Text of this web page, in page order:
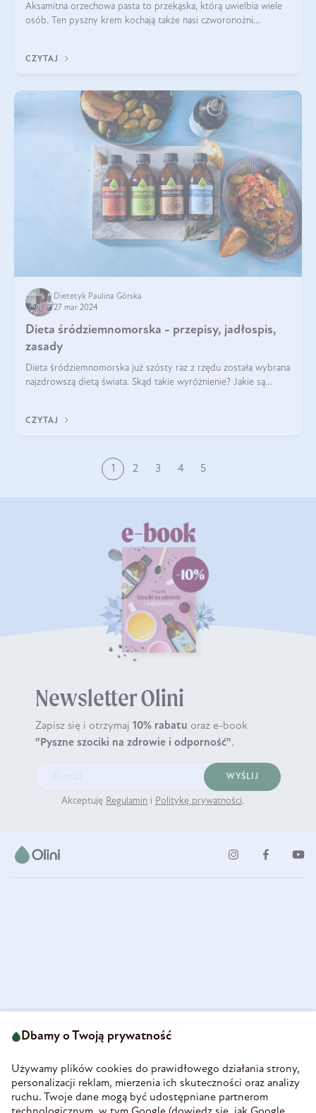
Aksamitna orzechowa pasta to przekąska, którą uwielbia wiele
osób. Ten pyszny krem kochają także nasi czworonożni
CZYTAJ
Dietetyk Paulina Górska
27 mar 2024
Dieta śródziemnomorska - przepisy, jadłospis,
zasady
Dieta śródziemnomorska już szósty raz z rzędu została wybrana
najzdrowszą dietą świata. Skąd takie wyróżnienie? Jakie są
CZYTAJ
1 2 3 4 5
Newsletter Olini
Zapisz się i otrzymaj 10% rabatu oraz e-book
"Pyszne szociki na zdrowie i odporność".
WYŚLIJ
Akceptuję Regulamin i Politykę prywatności.
58-160 Świebodzice
REGON 890213034
INFORMACJE
Dbamy o Twoją prywatność
Używamy plików cookies do prawidłowego działania strony,
personalizacji reklam, mierzenia ich skuteczności oraz analizy
ruchu. Twoje dane mogą być udostępniane partnerom